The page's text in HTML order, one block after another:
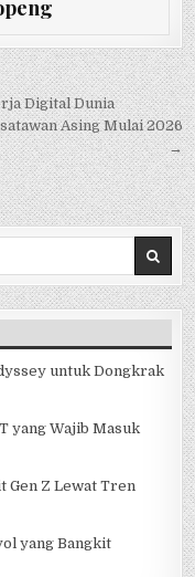
Digital Dunia
Asing Mulai 2026
→
untuk Dongkrak
yang Wajib Masuk
Gen Z Lewat Tren
yang Bangkit